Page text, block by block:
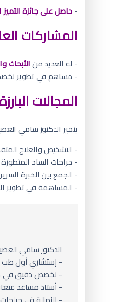
-حاصل على جائزة
المشاركات
- له العديد منالأبحاث
- مساهم في تطوير
المجالات البارزة
يتميز الدكتور سامي
- التشخيص والعلاج
- جراحات الساد المتطورة
- الجمع بين الخبرة
- المساهمة في تطوير
الدكتور سامي
- إستشاري أول طب
- تخصص دقيق في
- أستاذ مساعد